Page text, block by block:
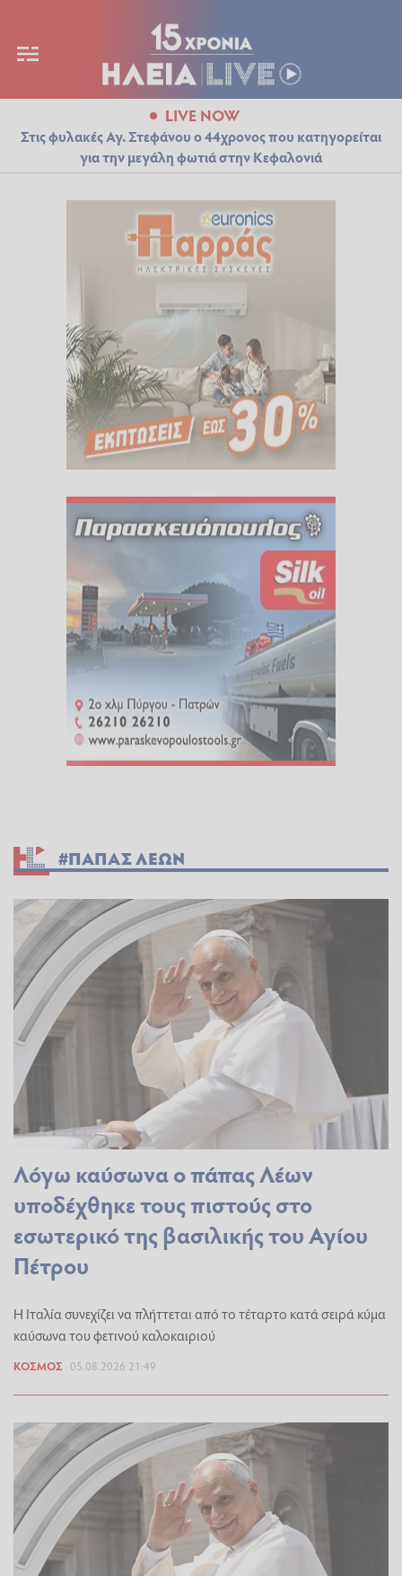
LIVE NOW
Στις φυλακές Αγ. Στεφάνου ο 44χρονος που κατηγορείται
για την μεγάλη φωτιά στην Κεφαλονιά
#ΠΑΠΑΣ ΛΕΩΝ
Λόγω καύσωνα ο πάπας Λέων
υποδέχθηκε τους πιστούς στο
εσωτερικό της βασιλικής του Αγίου
Πέτρου
Η Ιταλία συνεχίζει να πλήττεται από το τέταρτο κατά σειρά κύμα
καύσωνα του φετινού καλοκαιριού
ΚΌΣΜΟΣ 05.08.2026 21:49